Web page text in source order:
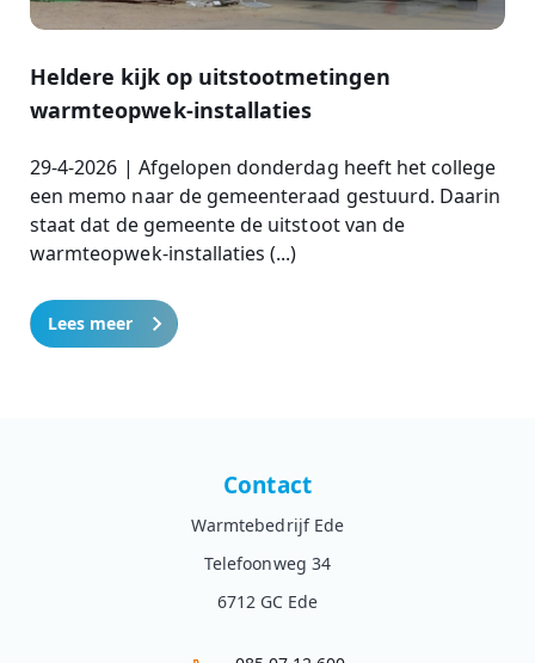
Heldere kijk op uitstootmetingen
warmteopwek-installaties
29-4-2026 | Afgelopen donderdag heeft het college
een memo naar de gemeenteraad gestuurd. Daarin
staat dat de gemeente de uitstoot van de
warmteopwek-installaties (...)
Lees meer
Contact
Warmtebedrijf Ede
Telefoonweg 34
6712 GC Ede